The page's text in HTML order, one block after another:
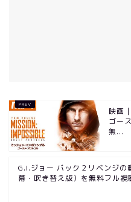
映画
ゴー
無...
G.I.ジョー バック２リベンジの
幕・吹き替え版）を無料フル視